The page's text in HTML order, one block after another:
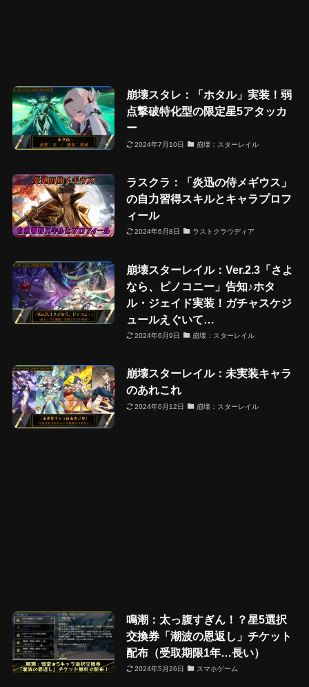
崩壊スタレ：「ホタル」実装！弱
点撃破特化型の限定星5アタッカ
ー
2024年7月10日 崩壊：スターレイル
ラスクラ：「炎迅の侍メギウス」
の自力習得スキルとキャラプロフ
ィール
2024年6月8日 ラストクラウディア
崩壊スターレイル：Ver.2.3「さよ
なら、ピノコニー」告知♪ホタ
ル・ジェイド実装！ガチャスケジ
ュールえぐいて…
2024年6月9日 崩壊：スターレイル
崩壊スターレイル：未実装キャラ
のあれこれ
2024年6月12日 崩壊：スターレイル
鳴潮：太っ腹すぎん！？星5選択
交換券「潮波の恩返し」チケット
配布（受取期限1年…長い）
2024年5月26日 スマホゲーム